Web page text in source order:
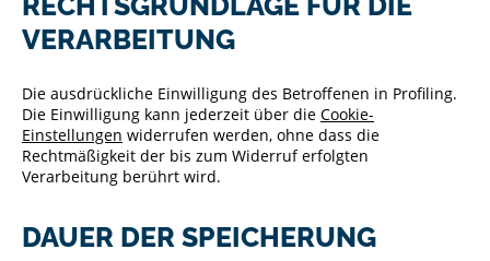
VERARBEITUNG
Die ausdrückliche Einwilligung des Betroffenen in Profiling.
Die Einwilligung kann jederzeit über die Cookie-
Einstellungen widerrufen werden, ohne dass die
Rechtmäßigkeit der bis zum Widerruf erfolgten
Verarbeitung berührt wird.
DAUER DER SPEICHERUNG